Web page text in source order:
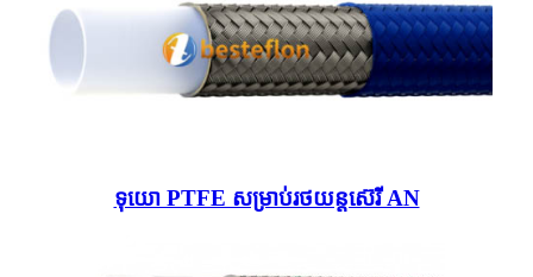
ទុយោ PTFE សម្រាប់រថយន្តស៊េរី AN